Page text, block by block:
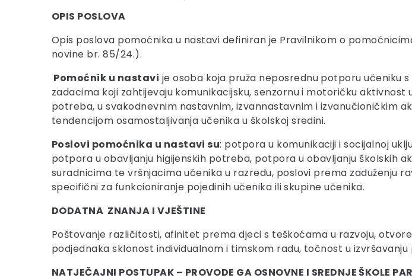
OPIS POSLOVA
Opis poslova pomoćnika u nastavi definiran je Pravilnikom o
novine br. 85/24.).
Pomoćnik u nastavi je osoba koja pruža neposrednu potporu učeniku
zadacima koji zahtijevaju komunikacijsku, senzornu i motoričku
potreba, u svakodnevnim nastavnim, izvannastavnim i izvanučioničkim
tendencijom osamostaljivanja učenika u školskoj sredini.
Poslovi pomoćnika u nastavi su: potpora u komunikaciji i socijalnoj
potpora u obavljanju higijenskih potreba, potpora u obavljanju školskih
suradnicima te vršnjacima učenika u razredu, poslovi prema zaduženju
specifični za funkcioniranje pojedinih učenika ili skupine učenika.
DODATNA ZNANJA I VJEŠTINE
Poštovanje različitosti, afinitet prema djeci s teškoćama u razvoju,
podjednaka sklonost individualnom i timskom radu, točnost u
NATJEČAJNI POSTUPAK – PROVODE GA OSNOVNE I SREDNJE ŠKOLE